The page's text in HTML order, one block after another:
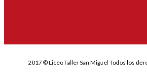
2017 © Liceo Taller San Miguel Todos los